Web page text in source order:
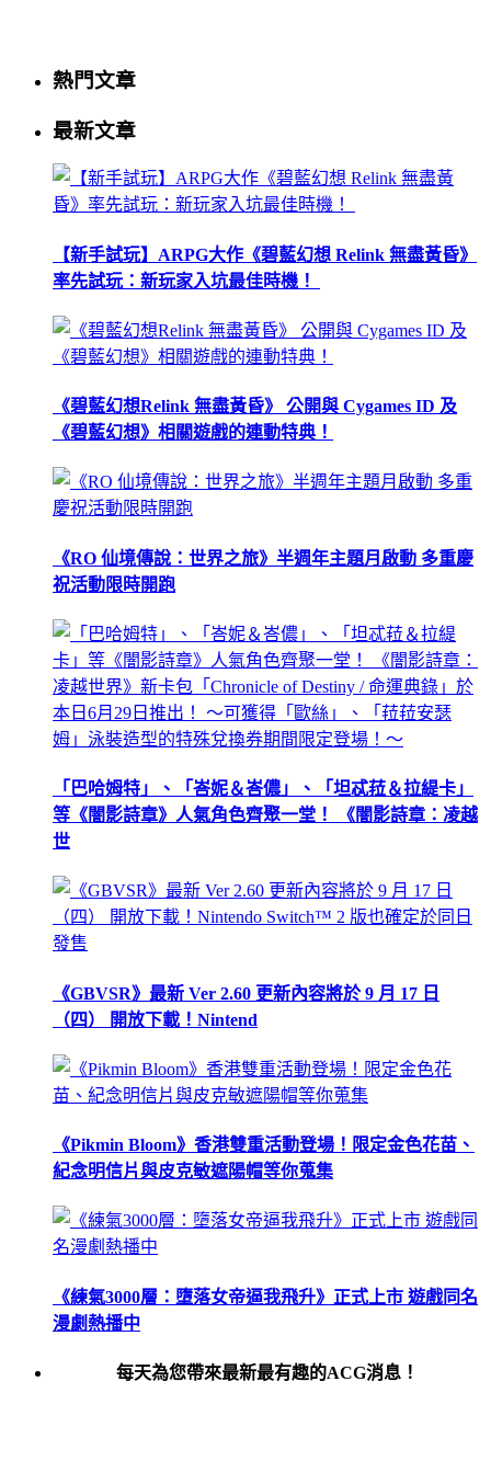
熱門文章
最新文章
【新手試玩】ARPG大作《碧藍幻想 Relink 無盡黃昏》
率先試玩：新玩家入坑最佳時機！
《碧藍幻想Relink 無盡黃昏》 公開與 Cygames ID 及
《碧藍幻想》相關遊戲的連動特典！
《RO 仙境傳說：世界之旅》半週年主題月啟動 多重慶
祝活動限時開跑
「巴哈姆特」、「峇妮＆峇儂」、「坦忒菈＆拉緹卡」
等《闇影詩章》人氣角色齊聚一堂！ 《闇影詩章：凌越
世
《GBVSR》最新 Ver 2.60 更新內容將於 9 月 17 日
（四） 開放下載！Nintend
《Pikmin Bloom》香港雙重活動登場！限定金色花苗、
紀念明信片與皮克敏遮陽帽等你蒐集
《練氣3000層：墮落女帝逼我飛升》正式上市 遊戲同名
漫劇熱播中
每天為您帶來最新最有趣的ACG消息！